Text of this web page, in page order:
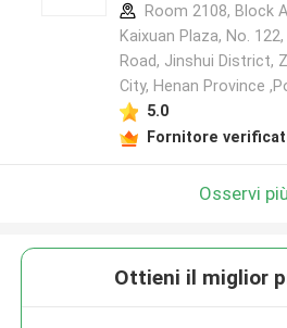
Room 2108, Block
Kaixuan Plaza, No.
Road, Jinshui District,
City, Henan Province
5.0
Fornitore
Osservi più
Ottieni il miglior